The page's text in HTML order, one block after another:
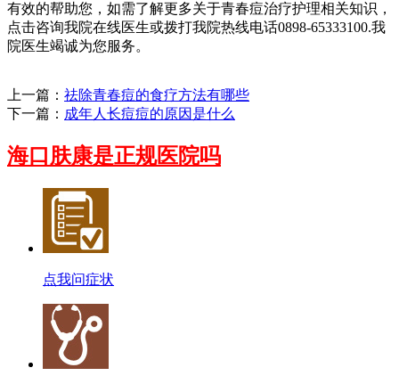
有效的帮助您，如需了解更多关于青春痘治疗护理相关知识，
点击咨询我院在线医生或拨打我院热线电话0898-65333100.我
院医生竭诚为您服务。
上一篇： 祛除青春痘的食疗方法有哪些
下一篇： 成年人长痘痘的原因是什么
海口肤康是正规医院吗
点我问症状